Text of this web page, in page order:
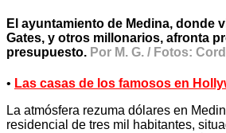
El ayuntamiento de Medina, donde
Gates, y otros millonarios, afronta
presupuesto. Por M. G. / Fotos:
• Las casas de los famosos en
La atmósfera rezuma dólares en
residencial de tres mil habitantes,